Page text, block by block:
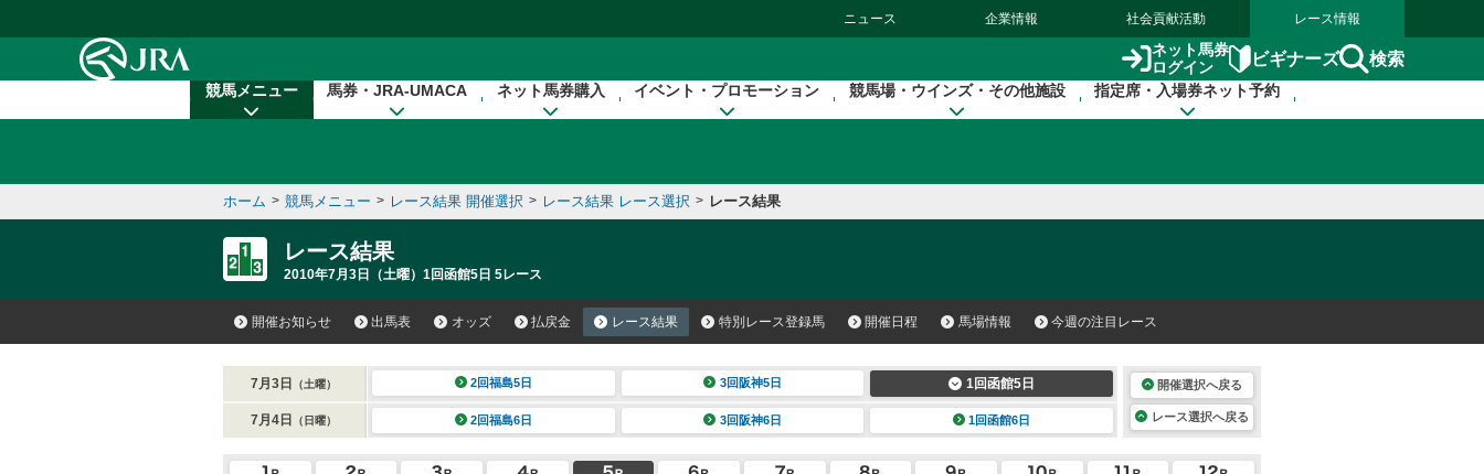
ニュース 企業情報 社会貢献活動 レース情報
ネット馬券
ログイン
ビギナーズ 検索
競馬メニュー 馬券・JRA-UMACA ネット馬券購入 イベント・プロモーション 競馬場・ウインズ・その他施設 指定席・入場券ネット予約
ホーム > 競馬メニュー > レース結果 開催選択 > レース結果 レース選択 > レース結果
レース結果
2010年7月3日（土曜）1回函館5日 5レース
開催お知らせ 出馬表 オッズ 払戻金 レース結果 特別レース登録馬 開催日程 馬場情報 今週の注目レース
7月3日 （土曜） 2回福島5日 3回阪神5日 1回函館5日
7月4日 （日曜） 2回福島6日 3回阪神6日 1回函館6日
開催選択へ戻る
レース選択へ戻る